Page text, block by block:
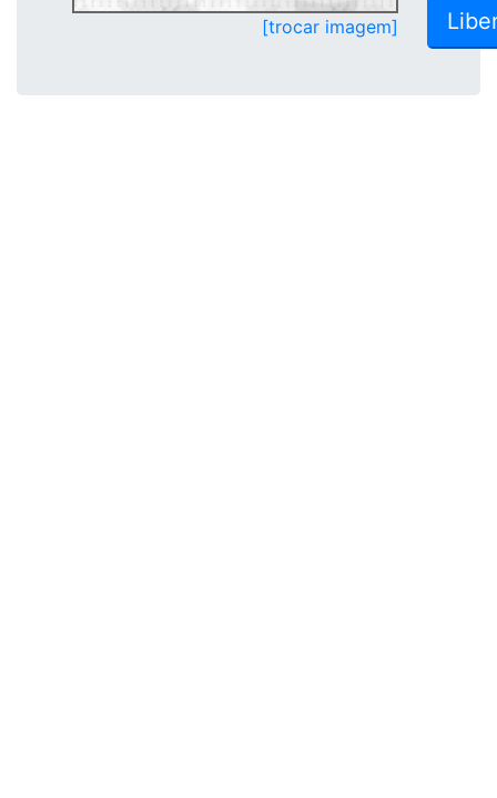
[trocar imagem]